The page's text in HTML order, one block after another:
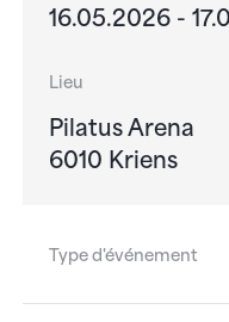
16.05.2026 -
Lieu
Pilatus Arena
6010 Kriens
Type d'événement